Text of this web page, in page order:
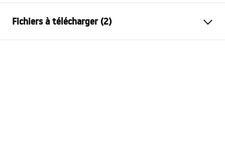
Méthode de montage
Couleur
Chrome
Fichiers à télécharger (2)